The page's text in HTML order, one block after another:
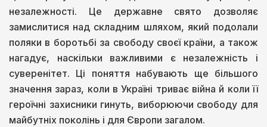
незалежності. Це державне свято дозволяє
замислитися над складним шляхом, який подолали
поляки в боротьбі за свободу своєї країни, а також
нагадує, наскільки важливими є незалежність і
суверенітет. Ці поняття набувають ще більшого
значення зараз, коли в Україні триває війна й коли її
героїчні захисники гинуть, виборюючи свободу для
майбутніх поколінь і для Європи загалом.